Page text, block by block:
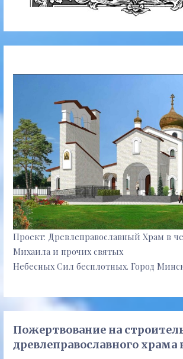
Проект: Древлеправославный Храм в
Михаила и прочих святых
Небесных Сил бесплотных. Город
Пожертвование на
древлеправославного храма